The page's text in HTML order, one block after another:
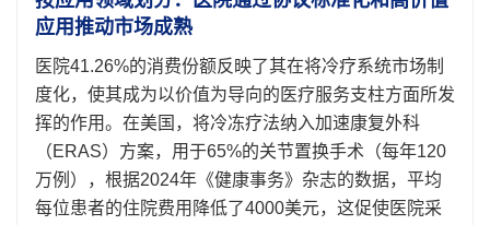
应用推动市场成熟
医院41.26%的消费份额反映了其在将冷疗系统市场制
度化，使其成为以价值为导向的医疗服务支柱方面所发
挥的作用。在美国，将冷冻疗法纳入加速康复外科
（ERAS）方案，用于65%的关节置换手术（每年120
万例），根据2024年《健康事务》杂志的数据，平均
每位患者的住院费用降低了4000美元，这促使医院采